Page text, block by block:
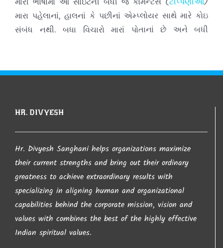
મારા પહેલાનાં, હાલનાં કે પછીનાં એમ્પ્લોયર સાથે મારે કોઇ
સંબંધ નથી. બધા વિચારો મારાં પોતાનાં છે અને બધી
કોમેન્ટસ (ટીપ્પણીઓ) જે તે વ્યક્તિઓની છે.
આ સાઈટ પરથી જો કંઇ પણ લખાણ લેવામાં આવશે તો તેની
કોપીરાઈટનો ભંગ કરતુ જણાય તો તેની તરત જ જાણ
કરવા વિનંતી.
આપ નો ખુબ ખુબ આભાર…
– Hr. Divyesh Sanghani
HR. DIVYESH
Hr. Divyesh Sanghani helps organizations maximize
their current strengths and bring out their ordinary
greatness to achieve extraordinary results with
specializing in aligning human and organizational
capabilities behind the corporate mission, vision and
values with combines the best of the highly effective
Indian spiritual values.